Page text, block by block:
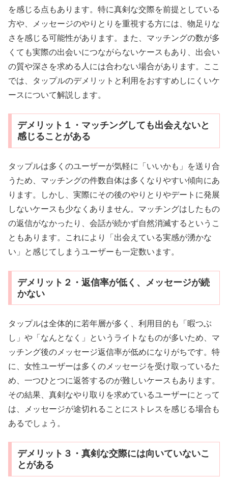
を感じる点もあります。特に真剣な交際を前提としている
方や、メッセージのやりとりを重視する方には、物足りな
さを感じる可能性があります。また、マッチングの数が多
くても実際の出会いにつながらないケースもあり、出会い
の質や深さを求める人には合わない場合があります。ここ
では、タップルのデメリットと利用をおすすめしにくいケ
ースについて解説します。
デメリット１・マッチングしても出会えないと
感じることがある
タップルは多くのユーザーが気軽に「いいかも」を送り合
うため、マッチングの件数自体は多くなりやすい傾向にあ
ります。しかし、実際にその後のやりとりやデートに発展
しないケースも少なくありません。マッチングはしたもの
の返信がなかったり、会話が続かず自然消滅するというこ
ともあります。これにより「出会えている実感が湧かな
い」と感じてしまうユーザーも一定数います。
デメリット２・返信率が低く、メッセージが続
かない
タップルは全体的に若年層が多く、利用目的も「暇つぶ
し」や「なんとなく」というライトなものが多いため、マ
ッチング後のメッセージ返信率が低めになりがちです。特
に、女性ユーザーは多くのメッセージを受け取っているた
め、一つひとつに返答するのが難しいケースもあります。
その結果、真剣なやり取りを求めているユーザーにとって
は、メッセージが途切れることにストレスを感じる場合も
あるでしょう。
デメリット３・真剣な交際には向いていないこ
とがある